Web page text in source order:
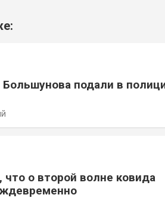
Большунова подали в
что о второй волне ковида